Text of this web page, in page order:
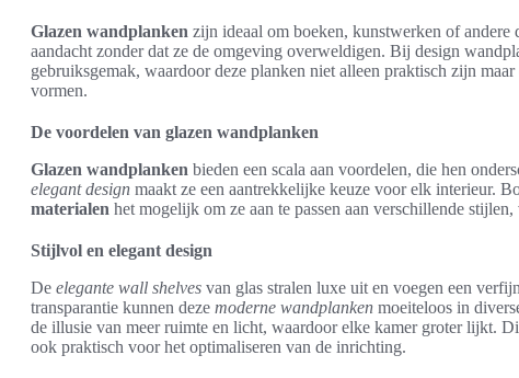
Glazen wandplanken zijn ideaal om boeken, kunstwerken of andere
aandacht zonder dat ze de omgeving overweldigen. Bij design
gebruiksgemak, waardoor deze planken niet alleen praktisch zijn
vormen.
De voordelen van glazen wandplanken
Glazen wandplanken bieden een scala aan voordelen, die hen
elegant design maakt ze een aantrekkelijke keuze voor elk interieur.
materialen het mogelijk om ze aan te passen aan verschillende
Stijlvol en elegant design
De elegante wall shelves van glas stralen luxe uit en voegen een
transparantie kunnen deze moderne wandplanken moeiteloos in
de illusie van meer ruimte en licht, waardoor elke kamer groter lijkt.
ook praktisch voor het optimaliseren van de inrichting.